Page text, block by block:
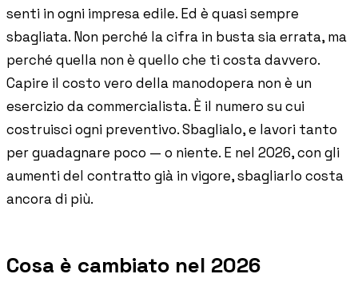
Blog
Norme, cassa e cantiere spiegati facile
Webinar
🇮🇹Italia 🇲🇽Mexico 🇨🇴Colombia
🇵🇪 Peru
🇵🇱 Poland 🇬🇧United Kingdom
senti in ogni impresa edile. Ed è quasi sempre
sbagliata. Non perché la cifra in busta sia errata, ma
perché quella non è quello che ti costa davvero.
Capire il costo vero della manodopera non è un
esercizio da commercialista. È il numero su cui
costruisci ogni preventivo. Sbaglialo, e lavori tanto
per guadagnare poco — o niente. E nel 2026, con gli
aumenti del contratto già in vigore, sbagliarlo costa
ancora di più.
Cosa è cambiato nel 2026